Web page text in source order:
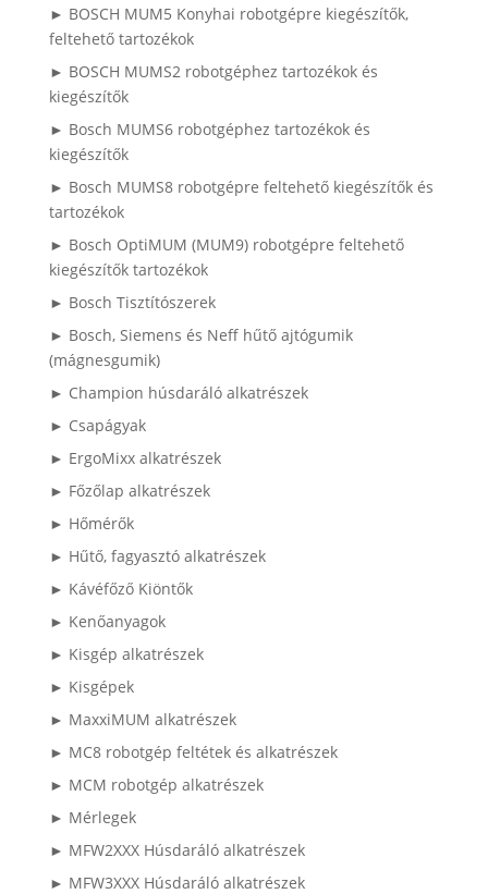
► BOSCH MUM5 Konyhai robotgépre kiegészítők,
feltehető tartozékok
► BOSCH MUMS2 robotgéphez tartozékok és
kiegészítők
► Bosch MUMS6 robotgéphez tartozékok és
kiegészítők
► Bosch MUMS8 robotgépre feltehető kiegészítők és
tartozékok
► Bosch OptiMUM (MUM9) robotgépre feltehető
kiegészítők tartozékok
► Bosch Tisztítószerek
► Bosch, Siemens és Neff hűtő ajtógumik
(mágnesgumik)
► Champion húsdaráló alkatrészek
► Csapágyak
► ErgoMixx alkatrészek
► Főzőlap alkatrészek
► Hőmérők
► Hűtő, fagyasztó alkatrészek
► Kávéfőző Kiöntők
► Kenőanyagok
► Kisgép alkatrészek
► Kisgépek
► MaxxiMUM alkatrészek
► MC8 robotgép feltétek és alkatrészek
► MCM robotgép alkatrészek
► Mérlegek
► MFW2XXX Húsdaráló alkatrészek
► MFW3XXX Húsdaráló alkatrészek